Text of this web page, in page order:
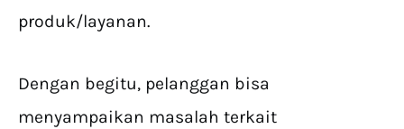
produk/layanan.
Dengan begitu, pelanggan bisa
menyampaikan masalah terkait